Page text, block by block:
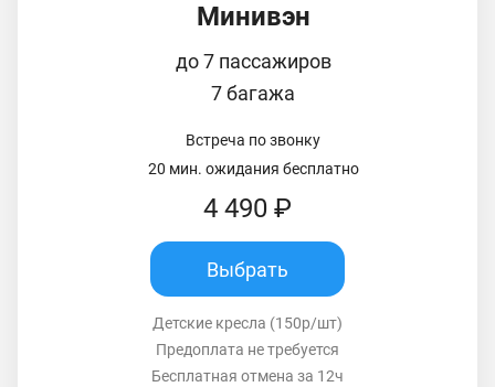
Минивэн
до 7 пассажиров
7 багажа
Встреча по звонку
20 мин. ожидания бесплатно
4 490 ₽
Выбрать
Детские кресла (150р/шт)
Предоплата не требуется
Бесплатная отмена за 12ч